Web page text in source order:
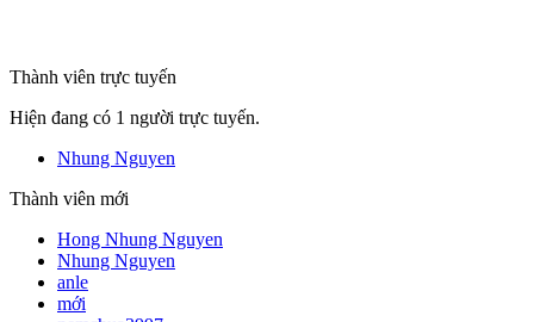
Thành viên trực tuyến
Hiện đang có 1 người trực tuyến.
Nhung Nguyen
Thành viên mới
Hong Nhung Nguyen
Nhung Nguyen
anle
mới